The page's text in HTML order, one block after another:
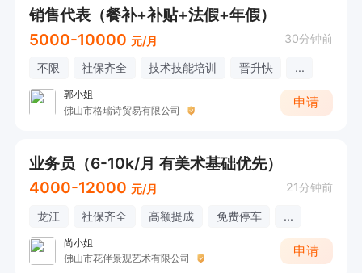
销售代表（餐补+补贴+法假+年假）
5000-10000 元/月 30分钟前
不限 社保齐全 技术技能培训 晋升快 ...
郭小姐
佛山市格瑞诗贸易有限公司
申请
业务员（6-10k/月 有美术基础优先）
4000-12000 元/月 21分钟前
龙江 社保齐全 高额提成 免费停车 ...
尚小姐
佛山市花伴景观艺术有限公司
申请